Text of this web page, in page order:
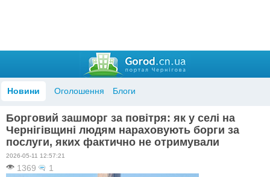
Новини Оголошення Блоги
Борговий зашморг за повітря: як у селі на
Чернігівщині людям нараховують борги за
послуги, яких фактично не отримували
2026-05-11 12:57:21
1369 1